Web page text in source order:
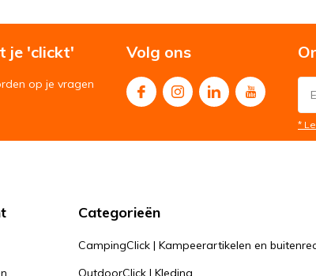
je 'clickt'
op je vragen
Volg ons
*
Categorieën
CampingClick | Kampeerartikelen en
OutdoorClick | Kleding